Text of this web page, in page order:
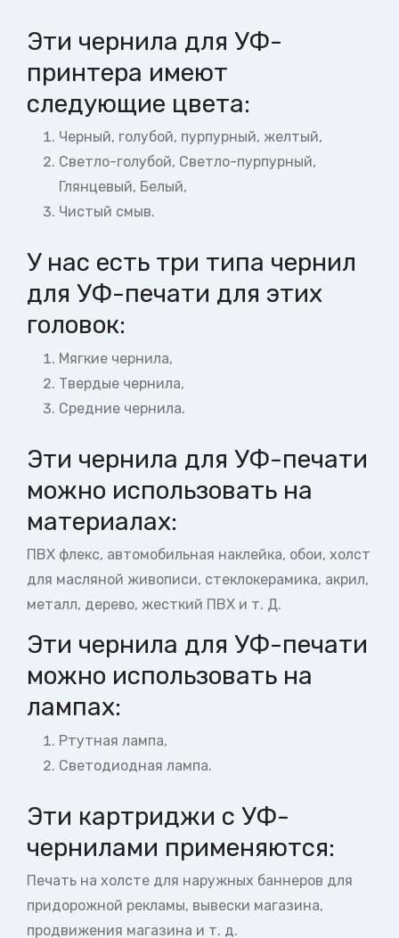
Эти чернила для УФ-
принтера имеют
следующие цвета:
Черный, голубой, пурпурный, желтый,
Светло-голубой, Светло-пурпурный,
Глянцевый, Белый,
Чистый смыв.
У нас есть три типа чернил
для УФ-печати для этих
головок:
Мягкие чернила,
Твердые чернила,
Средние чернила.
Эти чернила для УФ-печати
можно использовать на
материалах:
ПВХ флекс, автомобильная наклейка, обои, холст
для масляной живописи, стеклокерамика, акрил,
металл, дерево, жесткий ПВХ и т. Д.
Эти чернила для УФ-печати
можно использовать на
лампах:
Ртутная лампа,
Светодиодная лампа.
Эти картриджи с УФ-
чернилами применяются:
Печать на холсте для наружных баннеров для
придорожной рекламы, вывески магазина,
продвижения магазина и т. д.